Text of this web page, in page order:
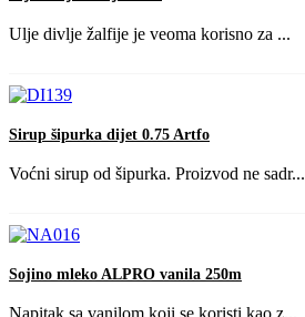
Ulje divlje žalfije je veoma korisno za ...
Sirup šipurka dijet 0.75 Artfo
Voćni sirup od šipurka. Proizvod ne sadr...
Sojino mleko ALPRO vanila 250m